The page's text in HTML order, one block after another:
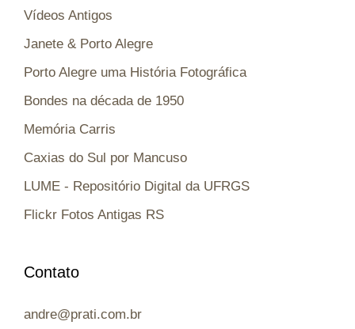
Vídeos Antigos
Janete & Porto Alegre
Porto Alegre uma História Fotográfica
Bondes na década de 1950
Memória Carris
Caxias do Sul por Mancuso
LUME - Repositório Digital da UFRGS
Flickr Fotos Antigas RS
Contato
andre@prati.com.br